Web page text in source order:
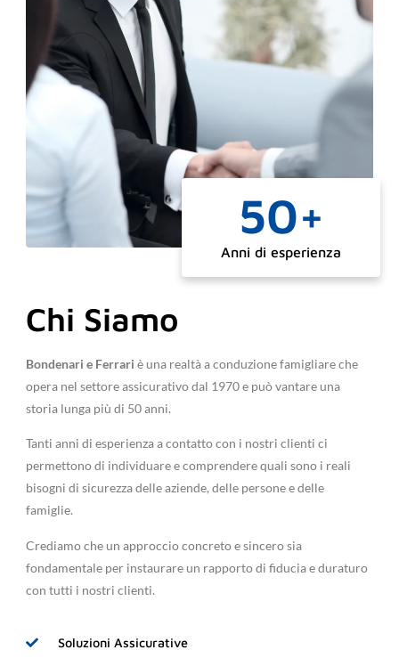
Anni di esperienza
50+
Chi Siamo
Bondenari e Ferrari è una realtà a conduzione famigliare che
opera nel settore assicurativo dal 1970 e può vantare una
storia lunga più di 50 anni.
Tanti anni di esperienza a contatto con i nostri clienti ci
permettono di individuare e comprendere quali sono i reali
bisogni di sicurezza delle aziende, delle persone e delle
famiglie.
Crediamo che un approccio concreto e sincero sia
fondamentale per instaurare un rapporto di fiducia e duraturo
con tutti i nostri clienti.
Soluzioni Assicurative